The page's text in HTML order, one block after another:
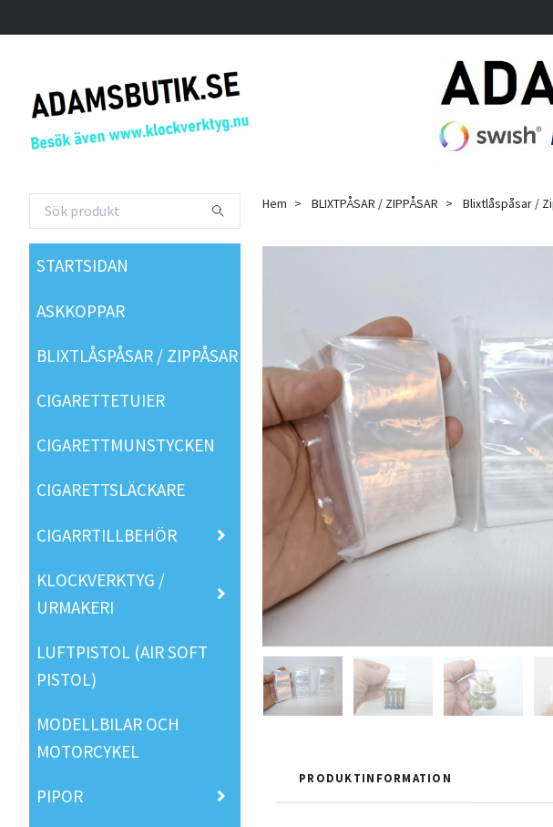
STARTSIDAN
ASKKOPPAR
BLIXTLÅSPÅSAR / ZIPPÅSAR
CIGARETTETUIER
CIGARETTMUNSTYCKEN
CIGARETTSLÄCKARE
CIGARRTILLBEHÖR
KLOCKVERKTYG /
URMAKERI
LUFTPISTOL (AIR SOFT
PISTOL)
MODELLBILAR OCH
MOTORCYKEL
PIPOR
Hem BLIXTPÅSAR / ZIPPÅSAR Blixtlåspåsar /
PRODUKTINFORMATION